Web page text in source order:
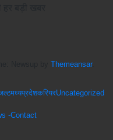
Themeansar.
मध्यप्रदेशकरियरUncategorized
-Contact